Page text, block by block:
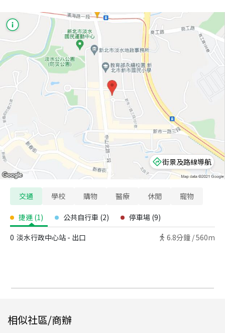
街景及路線導航
交通 學校 購物 醫療 休閒 寵物
捷運 (1) 公共自行車 (2) 停車場 (9)
0 淡水行政中心站 - 出口 6.8分鐘 /560m
相似社區/商辦